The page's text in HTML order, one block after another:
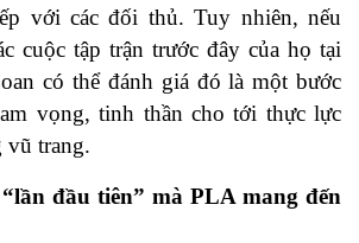
với các đối thủ. Tuy nhiên, nếu
cuộc tập trận trước đây của họ tại
có thể đánh giá đó là một bước
vọng, tinh thần cho tới thực lực
vũ trang.
đầu tiên” mà PLA mang đến